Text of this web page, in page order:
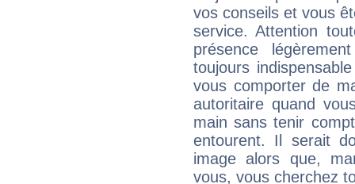
vos conseils et vous
service. Attention
présence
toujours
vous comporter de
autoritaire quand
main sans tenir
entourent. Il serait
image alors que,
vous, vous cherchez